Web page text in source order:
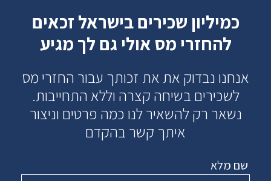
כמיליון שכירים בישראל זכאים
להחזרי מס אולי גם לך מגיע
אנחנו נבדוק את את זכותך עבור החזרי מס
לשכירים בשיחה קצרה וללא התחייבות.
נשאר רק להשאיר לנו כמה פרטים וניצור
איתך קשר בהקדם
שם מלא